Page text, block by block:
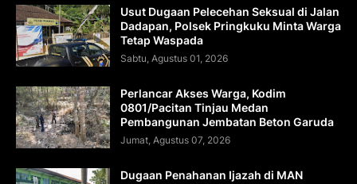
Usut Dugaan Pelecehan Seksual di Jalan
Dadapan, Polsek Pringkuku Minta Warga
Tetap Waspada
Sabtu, Agustus 01, 2026
Perlancar Akses Warga, Kodim
0801/Pacitan Tinjau Medan
Pembangunan Jembatan Beton Garuda
Jumat, Agustus 07, 2026
Dugaan Penahanan Ijazah di MAN